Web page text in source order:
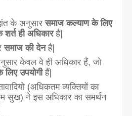
के अनुसार समाज कल्याण के लिए
ही अधिकार है|
समाज की देन है|
इसके अनुसार केवल वे ही अधिकार हैं, जो
उपयोगी हैं|
(अधिकतम व्यक्तियों का
सुख) ने इस अधिकार का समर्थन